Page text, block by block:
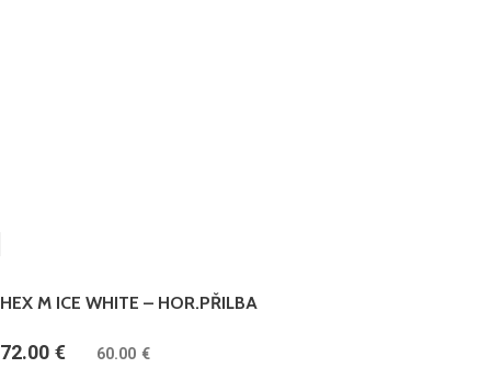
HEX M ICE WHITE – HOR.PŘILBA
72.00 € 60.00 €